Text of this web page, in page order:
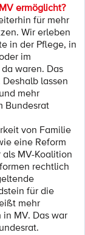
ermöglicht?
für mehr
Wir erleben
in der Pflege, in
im
waren. Das
lassen
mehr
Bundesrat
von Familie
eine Reform
MV-Koalition
rechtlich
für die
mehr
MV. Das war